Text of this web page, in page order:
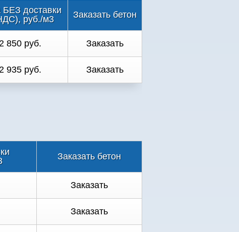
БЕЗ доставки
руб./м3
Заказать бетон
850 руб. Заказать
935 руб. Заказать
Заказать бетон
Заказать
Заказать